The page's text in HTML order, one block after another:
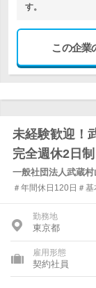
す。
この企業
未経験歓迎！
完全週休2日制
一般社団法人武蔵
＃年間休日120日＃
勤務地
東京都
雇用形態
契約社員